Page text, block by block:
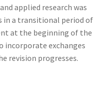
ピカール
物理学者にして冒険
applied research was
in a transitional period of
at the beginning of the
incorporate exchanges
revision progresses.